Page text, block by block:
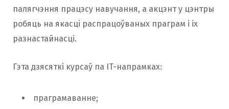
палягчэння працэсу навучання, а акцэнт у цэнтры
робяць на якасці распрацоўваных праграм і іх
разнастайнасці.
Гэта дзясяткі курсаў па IT-напрамках:
праграмаванне;